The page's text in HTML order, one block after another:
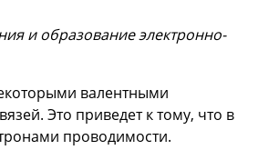
и образование электронно-
валентными
Это приведет к тому, что в
проводимости.